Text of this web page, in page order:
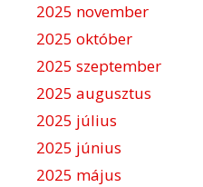
2025 november
2025 október
2025 szeptember
2025 augusztus
2025 július
2025 június
2025 május